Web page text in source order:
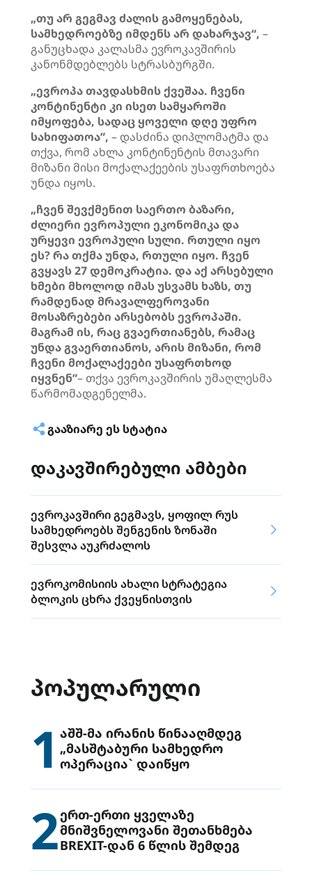
„თუ არ გეგმავ ძალის გამოყენებას,
სამხედროებზე იმდენს არ დახარჯავ“, –
განუცხადა კალასმა ევროკავშირის
კანონმდებლებს სტრასბურგში.
„ევროპა თავდასხმის ქვეშაა. ჩვენი
კონტინენტი კი ისეთ სამყაროში
იმყოფება, სადაც ყოველი დღე უფრო
სახიფათოა”, – დასძინა დიპლომატმა და
თქვა, რომ ახლა კონტინენტის მთავარი
მიზანი მისი მოქალაქეების უსაფრთხოება
უნდა იყოს.
„ჩვენ შევქმენით საერთო ბაზარი,
ძლიერი ევროპული ეკონომიკა და
ურყევი ევროპული სული. რთული იყო
ეს? რა თქმა უნდა, რთული იყო. ჩვენ
გვყავს 27 დემოკრატია. და აქ არსებული
ხმები მხოლოდ იმას უსვამს ხაზს, თუ
რამდენად მრავალფეროვანი
მოსაზრებები არსებობს ევროპაში.
მაგრამ ის, რაც გვაერთიანებს, რამაც
უნდა გვაერთიანოს, არის მიზანი, რომ
ჩვენი მოქალაქეები უსაფრთხოდ
იყვნენ”– თქვა ევროკავშირის უმაღლესმა
წარმომადგენელმა.
ᲒᲐᲐᲖᲘᲐᲠᲔ ᲔᲡ ᲡᲢᲐᲢᲘᲐ
დაკავშირებული ამბები
ევროკავშირი გეგმავს, ყოფილ რუს
სამხედროებს შენგენის ზონაში
შესვლა აუკრძალოს
ევროკომისიის ახალი სტრატეგია
ბლოკის ცხრა ქვეყნისთვის
ᲞᲝᲞᲣᲚᲐᲠᲣᲚᲘ
1 აშშ-მა ირანის წინააღმდეგ
„მასშტაბური სამხედრო
ოპერაცია` დაიწყო
2ერთ-ერთი ყველაზე
მნიშვნელოვანი შეთანხმება
BREXIT-დან 6 წლის შემდეგ